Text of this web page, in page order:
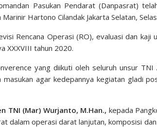
Pasukan Pendarat (Danpasrat)
Hartono Cilandak Jakarta Selatan,
Rencana Operasi (RO), evaluasi dan kaji
XXXVIII tahun 2020.
yang diikuti oleh seluruh unsur
agar kedepannya kegiatan gladi
TNI (Mar) Wurjanto, M.Han., kepada
dalam operasi darat lanjutan, komposisi